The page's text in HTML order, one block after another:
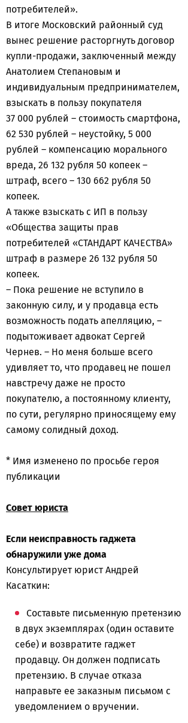
потребителей».
В итоге Московский районный суд
вынес решение расторгнуть договор
купли-продажи, заключенный между
Анатолием Степановым и
индивидуальным предпринимателем,
взыскать в пользу покупателя
37 000 рублей – стоимость смартфона,
62 530 рублей – неустойку, 5 000
рублей – компенсацию морального
вреда, 26 132 рубля 50 копеек –
штраф, всего – 130 662 рубля 50
копеек.
А также взыскать с ИП в пользу
«Общества защиты прав
потребителей «СТАНДАРТ КАЧЕСТВА»
штраф в размере 26 132 рубля 50
копеек.
– Пока решение не вступило в
законную силу, и у продавца есть
возможность подать апелляцию, –
подытоживает адвокат Сергей
Чернев. – Но меня больше всего
удивляет то, что продавец не пошел
навстречу даже не просто
покупателю, а постоянному клиенту,
по сути, регулярно приносящему ему
самому солидный доход.
* Имя изменено по просьбе героя
публикации
Совет юриста
Если неисправность гаджета
обнаружили уже дома
Консультирует юрист Андрей
Касаткин:
Составьте письменную претензию
в двух экземплярах (один оставите
себе) и возвратите гаджет
продавцу. Он должен подписать
претензию. В случае отказа
направьте ее заказным письмом с
уведомлением о вручении.